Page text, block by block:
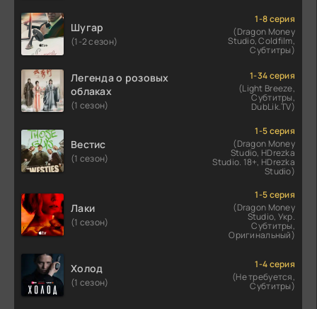
Шугар
(1-2 сезон)
1-8 серия
(Dragon Money
Studio, Coldfilm,
Субтитры)
Легенда о розовых
облаках
(1 сезон)
1-34 серия
(Light Breeze,
Субтитры,
DubLik.TV)
Вестис
(1 сезон)
1-5 серия
(Dragon Money
Studio, HDrezka
Studio. 18+, HDrezka
Studio)
Лаки
(1 сезон)
1-5 серия
(Dragon Money
Studio, Укр.
Субтитры,
Оригинальный)
Холод
(1 сезон)
1-4 серия
(Не требуется,
Субтитры)